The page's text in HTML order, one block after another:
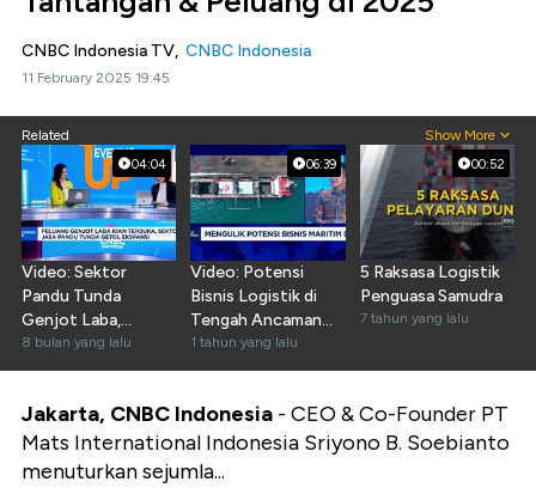
CNBC Indonesia TV, CNBC Indonesia
11 February 2025 19:45
Related Show More
04:04
Video: Sektor
Pandu Tunda
Genjot Laba,
Peluang dari
Wilayah Baru
8 bulan yang lalu
06:39
Video: Potensi
Bisnis Logistik di
Tengah Ancaman
Perang Dagang
1 tahun yang lalu
00:52
5 Raksasa Logistik
Penguasa Samudra
7 tahun yang lalu
Jakarta, CNBC Indonesia - CEO & Co-Founder PT
Mats International Indonesia Sriyono B. Soebianto
menuturkan sejumla...